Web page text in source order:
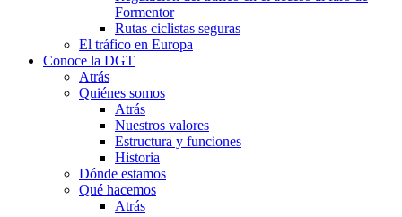
Formentor
Rutas ciclistas seguras
El tráfico en Europa
Conoce la DGT
Atrás
Quiénes somos
Atrás
Nuestros valores
Estructura y funciones
Historia
Dónde estamos
Qué hacemos
Atrás